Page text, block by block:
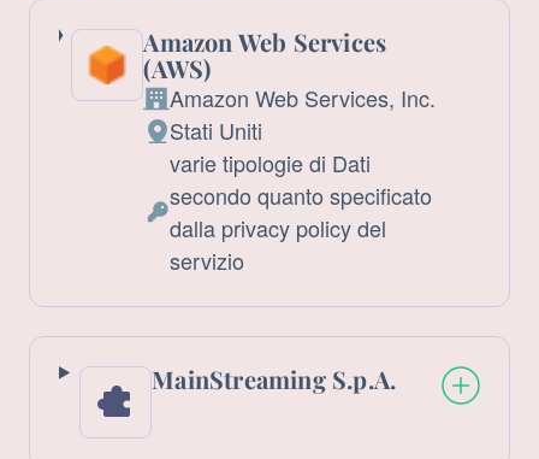
Amazon Web Services
(AWS)
Azienda:
Amazon Web Services, Inc.
Luogo
del
trattamento:
Stati Uniti
Dati
Personali
varie tipologie di Dati
secondo quanto specificato
dalla privacy policy del
servizio
MainStreaming S.p.A.